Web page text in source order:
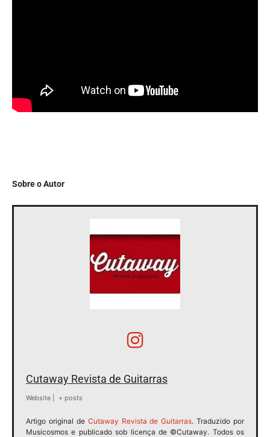
Sobre o Autor
Cutaway Revista de Guitarras
Website + posts
Artigo original de Cutaway Revista de Guitarras. Traduzido por
Musicosmos e publicado sob licença de ©Cutaway. Todos os